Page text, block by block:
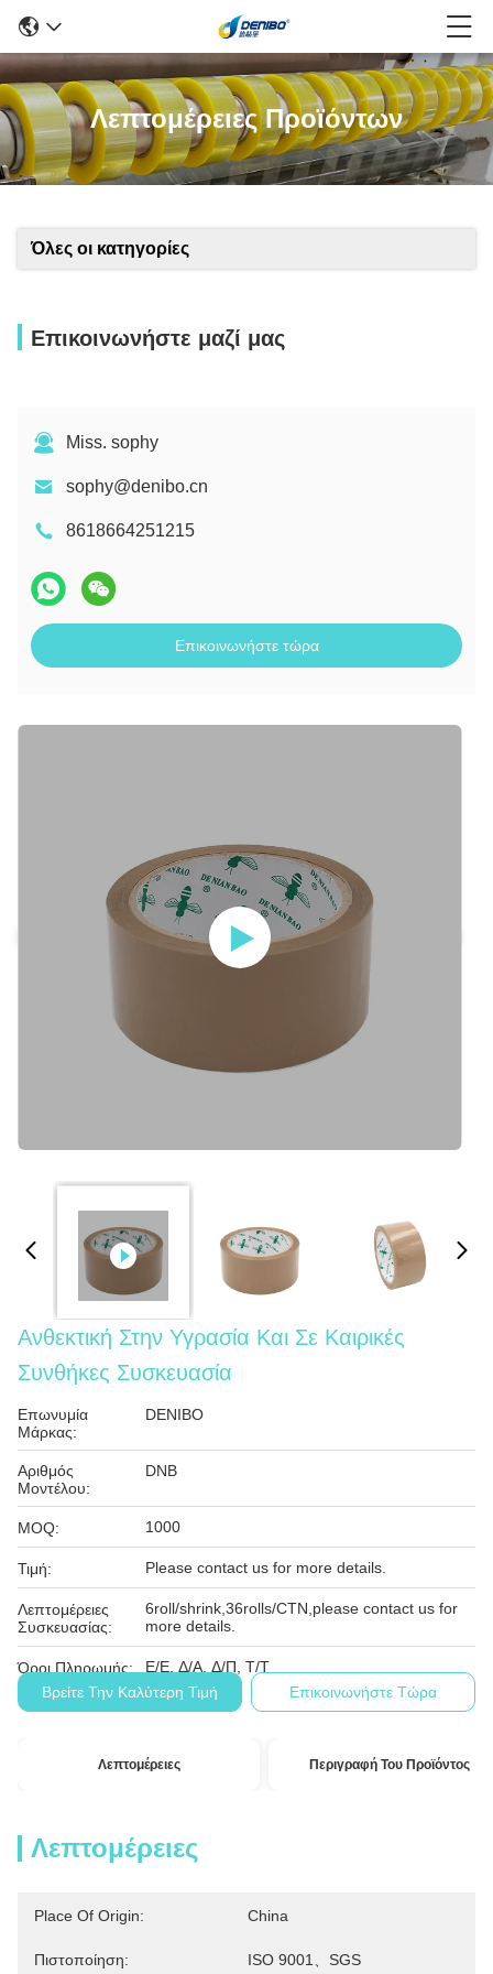
Λεπτομέρειες Προϊόντων
Όλες οι κατηγορίες
Επικοινωνήστε μαζί μας
Miss. sophy
sophy@denibo.cn
8618664251215
Επικοινωνήστε τώρα
Ανθεκτική Στην Υγρασία Και Σε Καιρικές
Συνθήκες Συσκευασία
Επωνυμία
Μάρκας:
DENIBO
Αριθμός
Μοντέλου:
DNB
MOQ: 1000
Τιμή: Please contact us for more details.
Λεπτομέρειες
Συσκευασίας:
6roll/shrink,36rolls/CTN,please contact us for
more details.
Όροι Πληρωμής:
Ε/Ε, Δ/Α, Δ/Π, Τ/Τ
Βρείτε Την Καλύτερη Τιμή
Επικοινωνήστε Τώρα
Λεπτομέρειες Περιγραφή Του Προϊόντος
Λεπτομέρειες
Place Of Origin: China
Πιστοποίηση: ISO 9001、SGS